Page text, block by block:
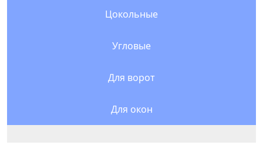
Цокольные
Угловые
Для ворот
Для окон